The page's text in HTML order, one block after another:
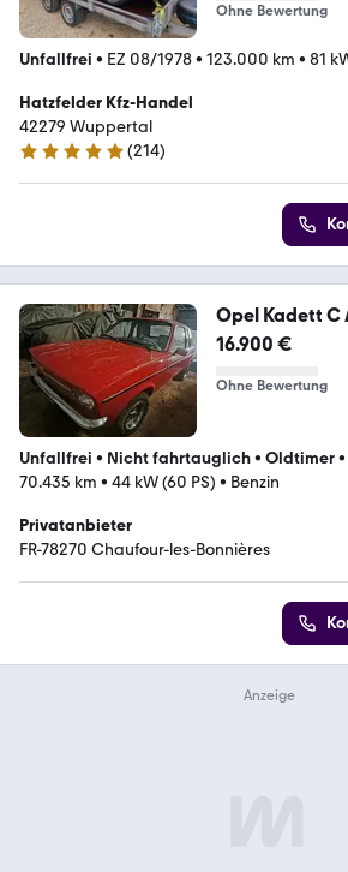
Ohne Bewertung
Unfallfrei • EZ 08/1978• 123.000 km • 81
Hatzfelder Kfz-Handel
42279 Wuppertal
4.8 Sterne
(214)
Opel Kadett C
16.900 €
Ohne Bewertung
Unfallfrei • Nicht fahrtauglich• Oldtimer•
70.435 km • 44 kW (60 PS) • Benzin
Privatanbieter
FR-78270 Chaufour-les-Bonnières